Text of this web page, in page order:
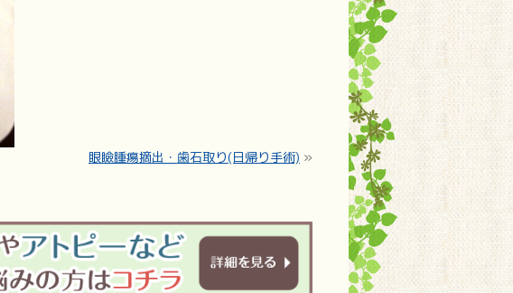
眼瞼腫瘍摘出・歯石取り(日帰り手術) »